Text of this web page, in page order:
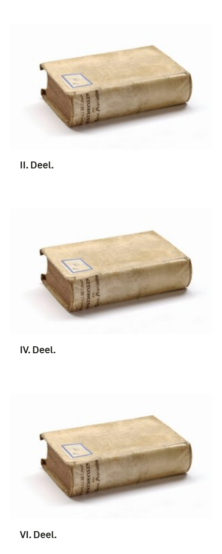
II. Deel.
IV. Deel.
VI. Deel.